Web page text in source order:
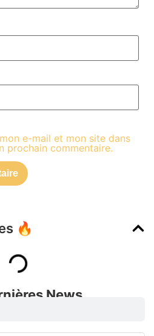
🔥
e-mail et mon site dans
prochain commentaire.
News